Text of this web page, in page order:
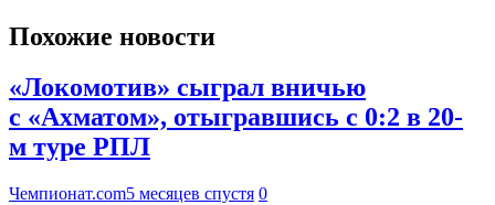
Похожие новости
«Локомотив» сыграл вничью
с «Ахматом», отыгравшись с 0:2 в 20-
м туре РПЛ
Чемпионат.com5 месяцев спустя 0